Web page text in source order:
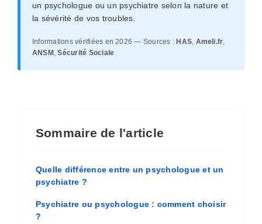
un psychologue ou un psychiatre selon la nature et
la sévérité de vos troubles.
Informations vérifiées en 2026 — Sources : HAS, Ameli.fr,
ANSM ,Sécurité Sociale
Sommaire de l'article
Quelle différence entre un psychologue et un
psychiatre ?
Psychiatre ou psychologue : comment choisir
?